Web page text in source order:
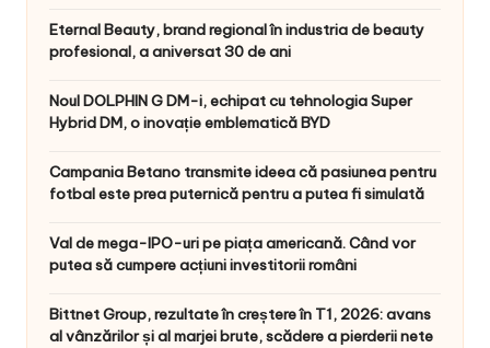
Eternal Beauty, brand regional în industria de beauty
profesional, a aniversat 30 de ani
Noul DOLPHIN G DM-i, echipat cu tehnologia Super
Hybrid DM, o inovație emblematică BYD
Campania Betano transmite ideea că pasiunea pentru
fotbal este prea puternică pentru a putea fi simulată
Val de mega-IPO-uri pe piața americană. Când vor
putea să cumpere acțiuni investitorii români
Bittnet Group, rezultate în creștere în T1, 2026: avans
al vânzărilor și al marjei brute, scădere a pierderii nete